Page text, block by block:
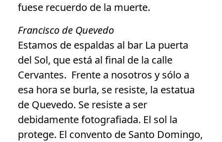
fuese recuerdo de la muerte.
Francisco de Quevedo
Estamos de espaldas al bar La puerta
del Sol, que está al final de la calle
Cervantes. Frente a nosotros y sólo a
esa hora se burla, se resiste, la estatua
de Quevedo. Se resiste a ser
debidamente fotografiada. El sol la
protege. El convento de Santo Domingo,